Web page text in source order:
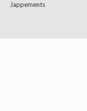
Jappements